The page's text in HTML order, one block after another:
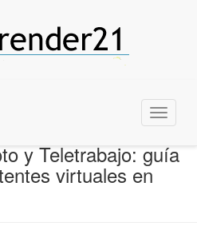
Menu
y Teletrabajo: guía
virtuales en